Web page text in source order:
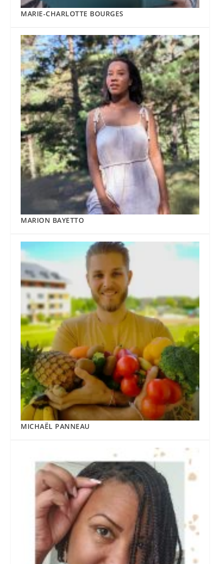
MARIE-CHARLOTTE BOURGES
MARION BAYETTO
MICHAËL PANNEAU